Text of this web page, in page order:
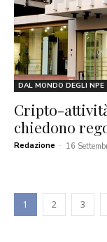
DAL MONDO DEGLI NPE
Cripto-
chiedono
Redazione - 16
1 2 3